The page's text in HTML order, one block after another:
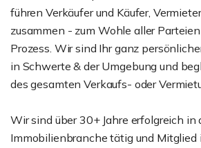
führen Verkäufer und Käufer,
zusammen - zum Wohle aller
Prozess. Wir sind Ihr ganz
in Schwerte & der Umgebung und
des gesamten Verkaufs- oder
Wir sind über 30+ Jahre erfolgreich in
Immobilienbranche tätig und Mitglied